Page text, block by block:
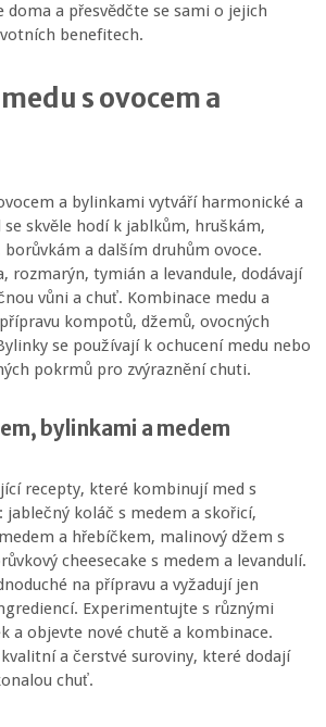
doma a přesvědčte se sami o jejich
benefitech.
s ovocem a
a bylinkami vytváří harmonické a
skvěle hodí k jablkům, hruškám,
a dalším druhům ovoce.
rozmarýn, tymián a levandule, dodávají
vůni a chuť. Kombinace medu a
kompotů, džemů, ovocných
se používají k ochucení medu nebo
pokrmů pro zvýraznění chuti.
bylinkami a medem
recepty, které kombinují med s
koláč s medem a skořicí,
a hřebíčkem, malinový džem s
cheesecake s medem a levandulí.
na přípravu a vyžadují jen
Experimentujte s různými
a objevte nové chutě a kombinace.
a čerstvé suroviny, které dodají
chuť.